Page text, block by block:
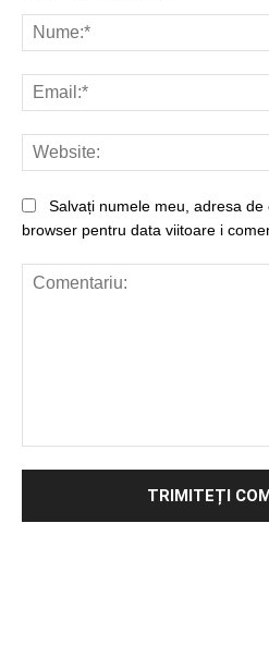
Salvați numele meu, adresa
browser pentru data viitoare i